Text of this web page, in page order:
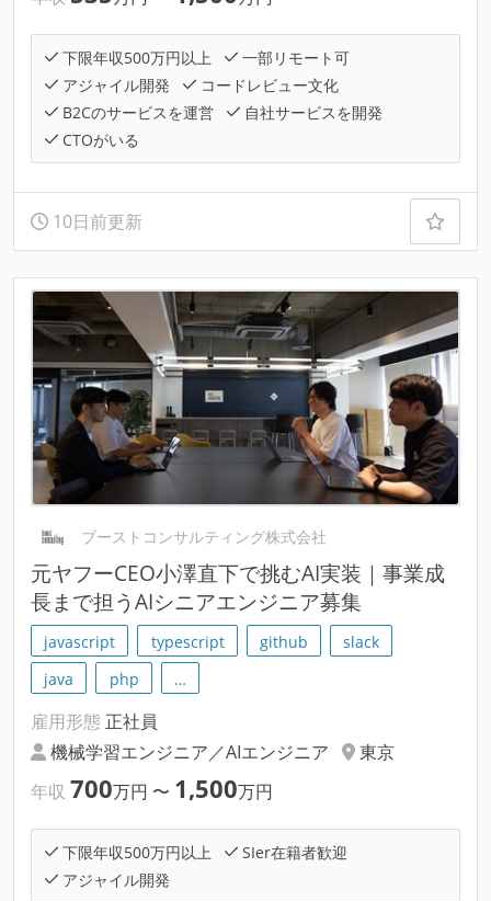
下限年収500万円以上
一部リモート可
アジャイル開発
コードレビュー文化
B2Cのサービスを運営
自社サービスを開発
CTOがいる
10日前更新
ブーストコンサルティング株式会社
元ヤフーCEO小澤直下で挑むAI実装｜事業成
長まで担うAIシニアエンジニア募集
javascript typescript github
slack
java
php …
雇用形態 正社員
機械学習エンジニア／AIエンジニア
東京
年収 700万円 〜 1,500万円
下限年収500万円以上
SIer在籍者歓迎
アジャイル開発